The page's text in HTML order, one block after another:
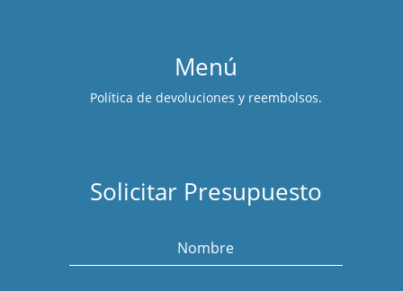
Menú
Política de devoluciones y reembolsos.
Solicitar Presupuesto
Nombre